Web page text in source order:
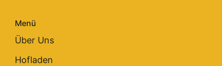
Menü
Über Uns
Hofladen